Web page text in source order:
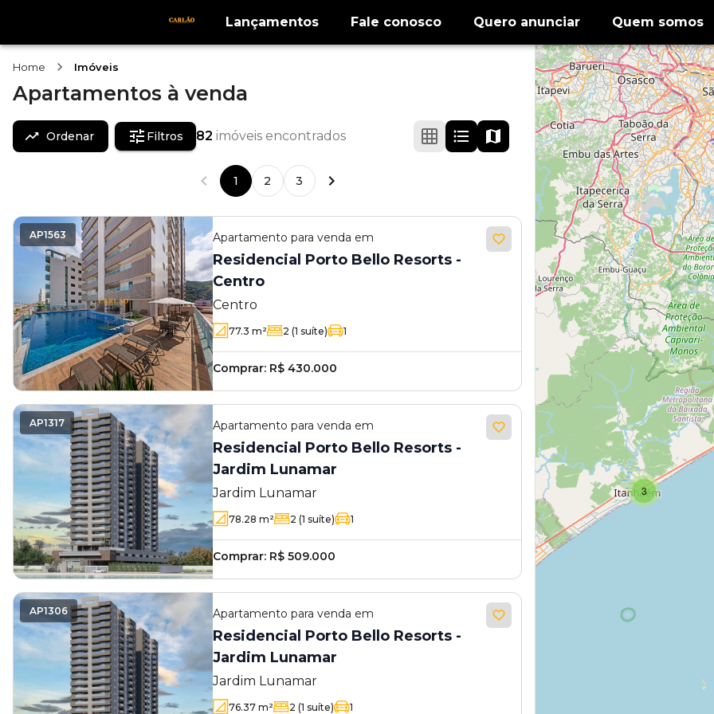
Lançamentos Fale conosco Quero anunciar Quem somos
Home Imóveis
Apartamentos à venda
Ordenar Filtros 82 imóveis encontrados
1 2 3
AP1563 Apartamento para venda em
Residencial Porto Bello Resorts -
Centro
Centro
77.3 m² 2 (1 suíte) 1
Comprar: R$ 430.000
AP1317 Apartamento para venda em
Residencial Porto Bello Resorts -
Jardim Lunamar
Jardim Lunamar
78.28 m² 2 (1 suíte) 1
Comprar: R$ 509.000
AP1306 Apartamento para venda em
Residencial Porto Bello Resorts -
Jardim Lunamar
Jardim Lunamar
76.37 m² 2 (1 suíte) 1
3